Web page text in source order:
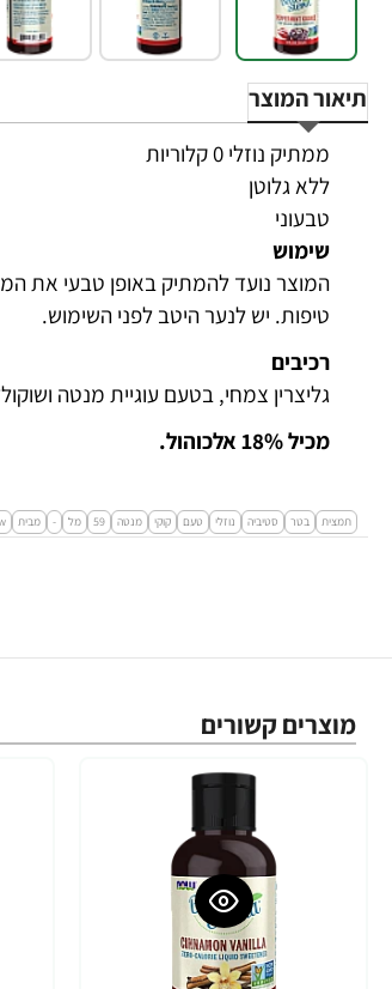
תיאור המוצר
ממתיק נוזלי 0 קלוריות
ללא גלוטן
טבעוני
שימוש
טיפות. יש לנער היטב לפני השימוש.
רכיבים
גליצרין צמחי, בטעם עוגיית מנטה
מכיל 18% אלכוהול.
תמצית בטר סטיביה נוזלי טעם קוקי מנטה 59 מל - מבית
מוצרים קשורים